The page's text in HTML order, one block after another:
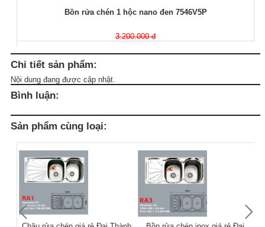
Bồn rửa chén 1 hộc nano đen 7546V5P
3.200.000 đ
Chi tiết sản phẩm:
Nội dung đang được cập nhật.
Bình luận:
Sản phẩm cùng loại: